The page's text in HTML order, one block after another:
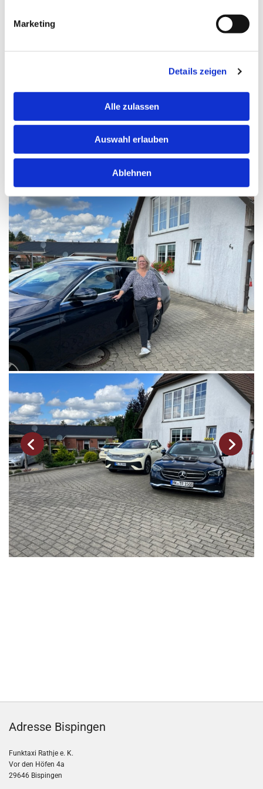
Marketing
Details zeigen
Alle zulassen
Auswahl erlauben
Ablehnen
Seit 2019 leisten auch wir unseren Beitrag zum
Umweltschutz. Als erstes Taxiunternehmen im Heidekreis
bringen wir mit unserem Hybrid-Taxi unsere Kunden
Ab sofort haben wir auch ein E-Taxi im Einsatz. Das erste
im Heidekreis.
Adresse Bispingen
Funktaxi Rathje e. K.
Vor den Höfen 4a
29646 Bispingen